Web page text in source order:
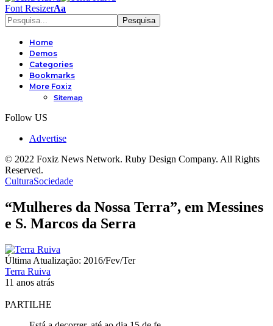
Font ResizerAa
Home
Demos
Categories
Bookmarks
More Foxiz
Sitemap
Follow US
Advertise
© 2022 Foxiz News Network. Ruby Design Company. All Rights
Reserved.
CulturaSociedade
“Mulheres da Nossa Terra”, em Messines
e S. Marcos da Serra
Última Atualização: 2016/Fev/Ter
Terra Ruiva
11 anos atrás
PARTILHE